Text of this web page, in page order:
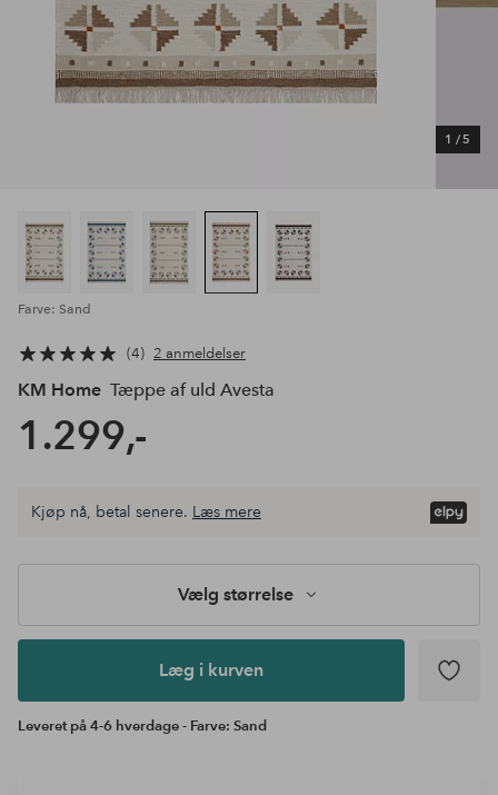
1 /5
Farve: Sand
4 2 anmeldelser
KM Home Tæppe af uld Avesta
1.299,-
størrelse
Læg i
Kjøp nå, betal senere. Læs mere
Vælg størrelse
Læg i kurven
Leveret på 4-6 hverdage - Farve: Sand